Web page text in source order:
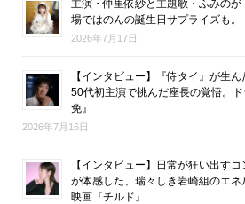
主演・仲里依紗と主題歌・ふみの
場ではのんの誕生日サプライズも。
2026年7月17日
【インタビュー】『侍タイ』が生
50代初主演で挑んだ座長の覚悟。
免』
2026年7月16日
【インタビュー】日常が狂い出す
が体感した、瑞々しき岩崎組のエネ
映画『チルド』